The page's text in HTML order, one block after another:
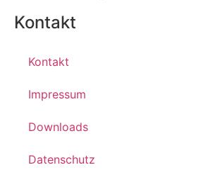
Kontakt
Kontakt
Impressum
Downloads
Datenschutz